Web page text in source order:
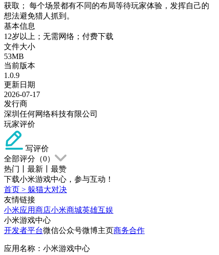
获取； 每个场景都有不同的布局等待玩家体验，发挥自己的
想法避免猎人抓到。
基本信息
12岁以上；无需网络；付费下载
文件大小
53MB
当前版本
1.0.9
更新日期
2026-07-17
发行商
深圳任何网络科技有限公司
玩家评价
写评价
全部评分（0）
热门
最新
最赞
下载小米游戏中心，参与互动！
首页 > 躲猫大对决
友情链接
小米应用商店小米商城英雄互娱
小米游戏中心
开发者平台微信公众号微博主页商务合作
应用名称：小米游戏中心